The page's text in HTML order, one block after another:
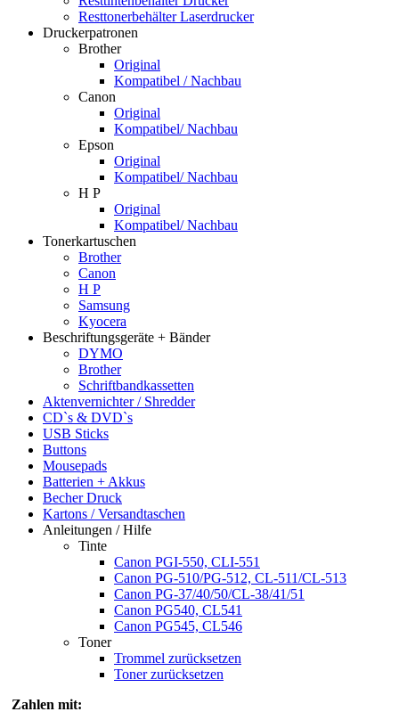
Resttonerbehälter Laserdrucker
Druckerpatronen
Brother
Original
Kompatibel / Nachbau
Canon
Original
Kompatibel/ Nachbau
Epson
Original
Kompatibel/ Nachbau
H P
Original
Kompatibel/ Nachbau
Tonerkartuschen
Brother
Canon
H P
Samsung
Kyocera
Beschriftungsgeräte + Bänder
DYMO
Brother
Schriftbandkassetten
Aktenvernichter / Shredder
CD`s & DVD`s
USB Sticks
Buttons
Mousepads
Batterien + Akkus
Becher Druck
Kartons / Versandtaschen
Anleitungen / Hilfe
Tinte
Canon PGI-550, CLI-551
Canon PG-510/PG-512, CL-511/CL-513
Canon PG-37/40/50/CL-38/41/51
Canon PG540, CL541
Canon PG545, CL546
Toner
Trommel zurücksetzen
Toner zurücksetzen
Zahlen mit: